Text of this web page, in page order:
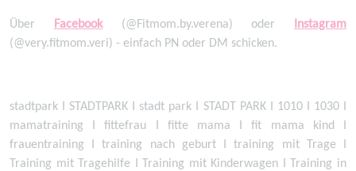
Über Facebook(@Fitmom.by.verena) oder Instagram
(@very.fitmom.veri) - einfach PN oder DM schicken.
stadtpark I STADTPARK I stadt park I STADT PARK I 1010 I 1030 I
mamatraining I fittefrau I fitte mama I fit mama kind I
frauentraining I training nach geburt I training mit Trage I
Training mit Tragehilfe I Training mit Kinderwagen I Training in